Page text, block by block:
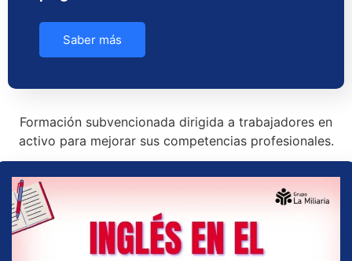
Saber más
Formación subvencionada dirigida a trabajadores en
activo para mejorar sus competencias profesionales.